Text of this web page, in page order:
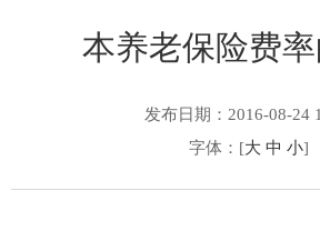
本养老保险费
发布日期：2016-08-24
字体：[大 中 小]